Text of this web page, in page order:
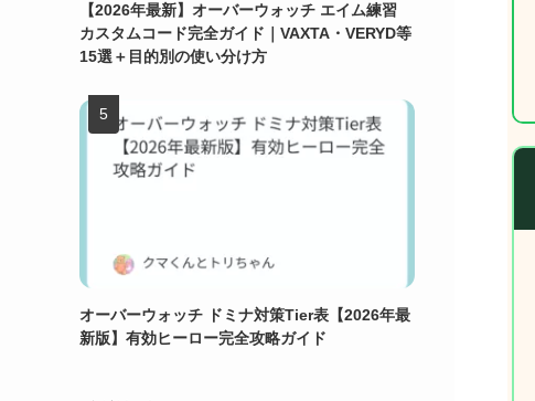
【2026年最新】オーバーウォッチ エイム練習
カスタムコード完全ガイド｜VAXTA・VERYD等
15選＋目的別の使い分け方
オーバーウォッチ ドミナ対策Tier表【2026年最
新版】有効ヒーロー完全攻略ガイド